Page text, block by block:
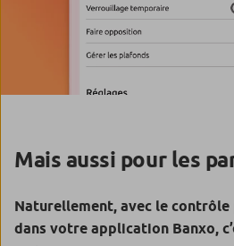
Mais aussi pour les
Naturellement, avec le
dans votre application Banxo,